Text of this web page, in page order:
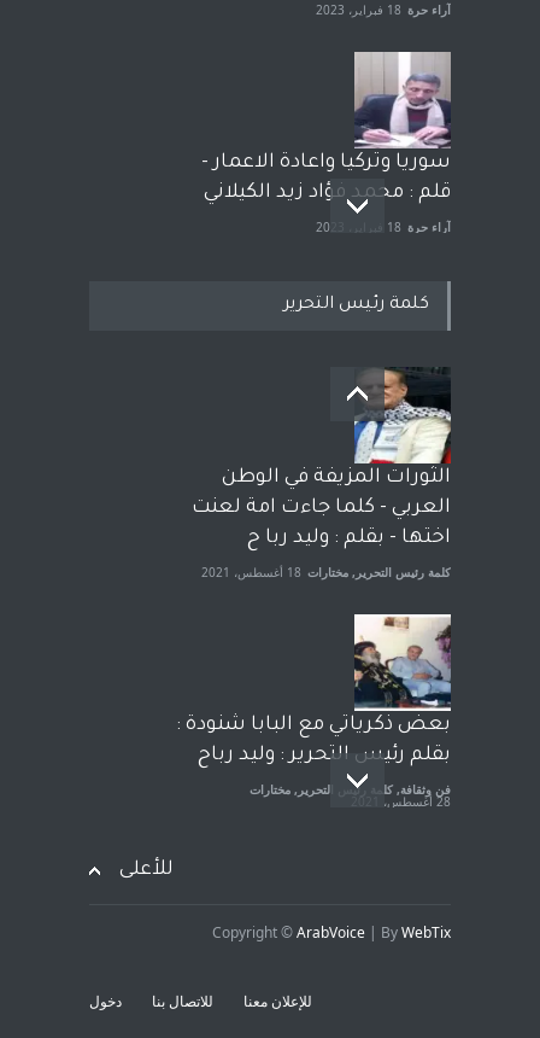
آراء حرة 18 فبراير، 2023
سوريا وتركيا واعادة الاعمار -
قلم : محمد فؤاد زيد الكيلاني
آراء حرة 18 فبراير، 2023
بعد معارك قضائية طاحنة كتب
وترافع فيها بنفسه مرة اخرى..
الشيخ طارق يوسف يقهر
الحكومة الأمريكية ، فأعطوه
الجنسية عن يد وهم صاغرون،
آراء حرة مختارات 7 أبريل، 2023
كلمة رئيس التحرير
الثورات المزيفة في الوطن
العربي - كلما جاءت امة لعنت
اختها - بقلم : وليد ربا ح
كلمة رئيس التحرير , مختارات 18 أغسطس، 2021
بعض ذكرياتي مع البابا شنودة :
بقلم رئيس التحرير : وليد رباح
فن وثقافة, كلمة رئيس التحرير , مختارات
28 أغسطس، 2021
للأعلى
Copyright ©ArabVoice | ByWebTix
للإعلان معنا للاتصال بنا دخول